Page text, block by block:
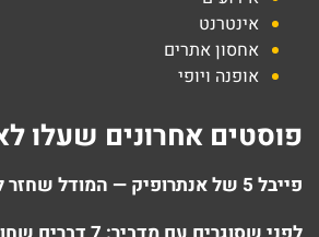
אינטרנט
אחסון אתרים
אופנה ויופי
פוסטים אחרונים שעלו
פייבל 5 של אנתרופיק — המודל שחזר לאוויר